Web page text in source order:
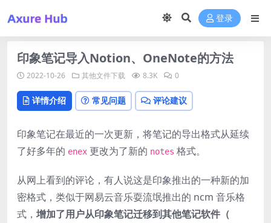
登录
印象笔记导入Notion、OneNote的方法
2022-10-26 其他文件下载 8.3K 0
详情介绍 常见问题 评论建议
印象笔记在最近的一次更新，将笔记的导出格式从延续
了好多年的 enex 更改为了新的 notes 格式。
从网上看到的评论，有人说这是印象推出的一种新的加
密格式，类似于网易云音乐耍流氓推出的 ncm 音乐格
式， 增加了用户从印象笔记迁移到其他笔记软件（